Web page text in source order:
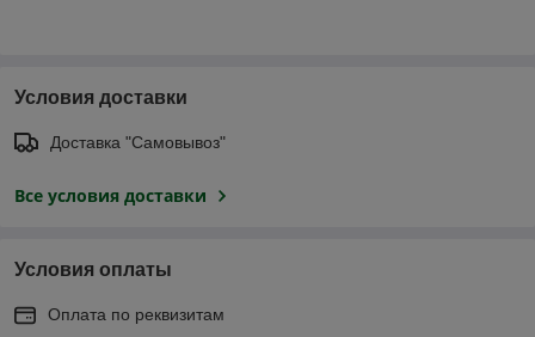
Условия доставки
Доставка "Самовывоз"
Все условия доставки
Условия оплаты
Оплата по реквизитам